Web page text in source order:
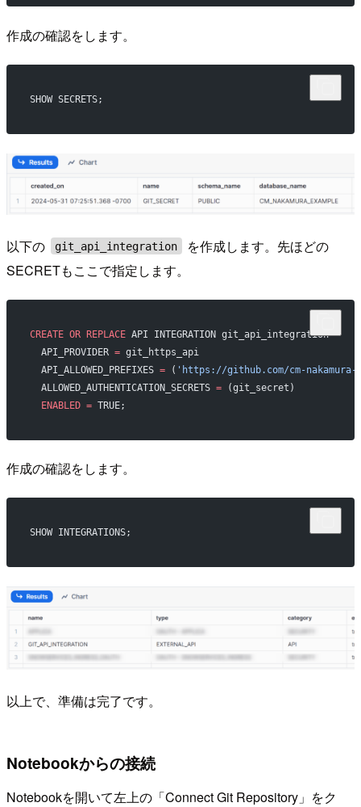
作成の確認をします。
SHOW SECRETS;
以下の git_api_integration
を作成します。先ほどの
SECRETもここで指定します。
CREATE OR REPLACE API INTEGRATION git_api_integration
  API_PROVIDER
= git_https_api
  API_ALLOWED_PREFIXES
= ( 'https://github.com/cm-nakamura-
  ALLOWED_AUTHENTICATION_SECRETS
= (git_secret)
  ENABLED
= TRUE;
作成の確認をします。
SHOW INTEGRATIONS;
以上で、準備は完了です。
Notebookからの接続
Notebookを開いて左上の「Connect Git Repository」をク